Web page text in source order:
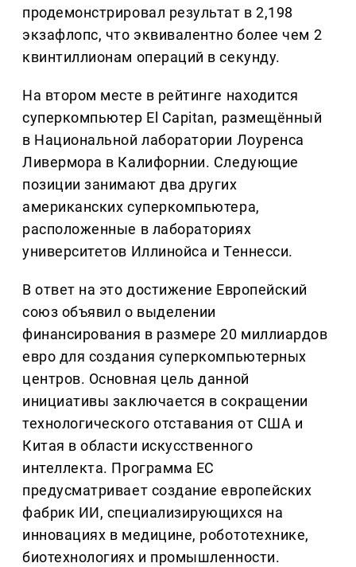
продемонстрировал результат в 2,198
экзафлопс, что эквивалентно более чем 2
квинтиллионам операций в секунду.
На втором месте в рейтинге находится
суперкомпьютер El Capitan, размещённый
в Национальной лаборатории Лоуренса
Ливермора в Калифорнии. Следующие
позиции занимают два других
американских суперкомпьютера,
расположенные в лабораториях
университетов Иллинойса и Теннесси.
В ответ на это достижение Европейский
союз объявил о выделении
финансирования в размере 20 миллиардов
евро для создания суперкомпьютерных
центров. Основная цель данной
инициативы заключается в сокращении
технологического отставания от США и
Китая в области искусственного
интеллекта. Программа ЕС
предусматривает создание европейских
фабрик ИИ, специализирующихся на
инновациях в медицине, робототехнике,
биотехнологиях и промышленности.